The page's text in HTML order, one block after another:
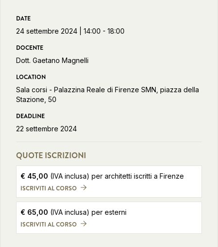
DATE
24 settembre 2024 | 14:00 - 18:00
DOCENTE
Dott. Gaetano Magnelli
LOCATION
Sala corsi - Palazzina Reale di Firenze SMN, piazza della
Stazione, 50
DEADLINE
22 settembre 2024
QUOTE ISCRIZIONI
€ 45,00 (IVA inclusa) per architetti iscritti a Firenze
ISCRIVITI AL CORSO
€ 65,00 (IVA inclusa) per esterni
ISCRIVITI AL CORSO